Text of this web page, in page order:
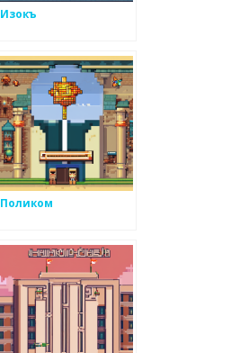
Изокъ
Поликом